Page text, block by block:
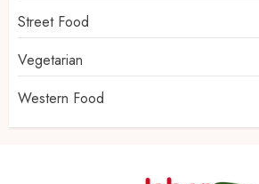
Street Food
Vegetarian
Western Food